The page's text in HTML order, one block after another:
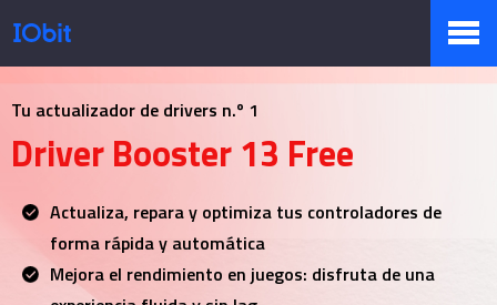
Productos
Tienda
Tu actualizador de drivers n.º 1
Driver Booster 13 Free
Actualiza, repara y optimiza tus controladores de
forma rápida y automática
Mejora el rendimiento en juegos: disfruta de una